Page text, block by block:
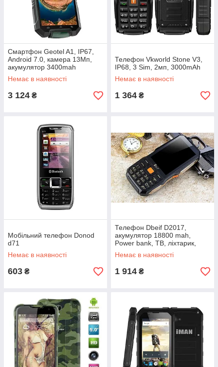
Смартфон Geotel A1, IP67,
Android 7.0, камера 13Мп,
акумулятор 3400mah
Немає в наявності
3 124 ₴
Телефон Vkworld Stone V3,
IP68, 3 Sim, 2мп, 3000mAh
Немає в наявності
1 364 ₴
Мобільний телефон Donod
d71
Немає в наявності
603 ₴
Телефон Dbeif D2017,
акумулятор 18800 mah,
Power bank, ТВ, ліхтарик,
гучний динамік
Немає в наявності
1 914 ₴